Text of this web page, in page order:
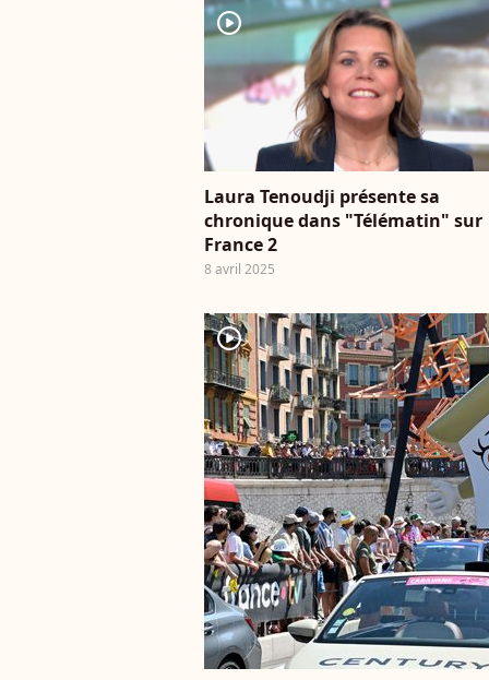
player2
Laura Tenoudji présente sa
chronique dans "Télématin" sur
France 2
8 avril 2025
player2